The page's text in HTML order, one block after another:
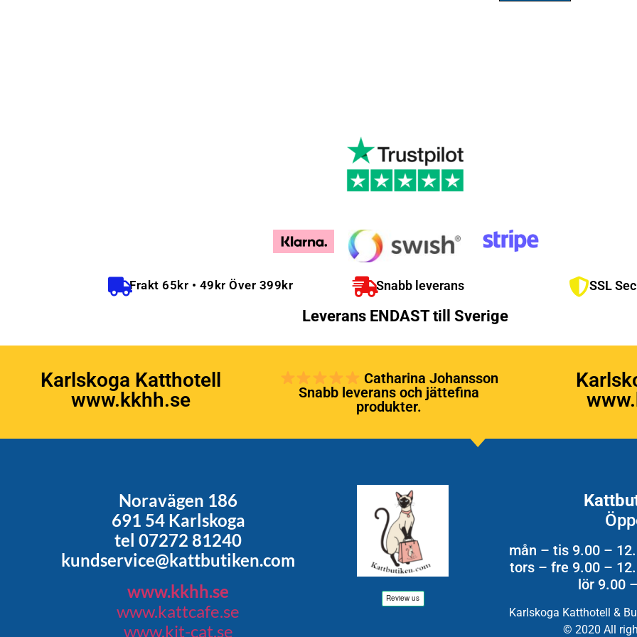
Frakt 65kr • 49kr Över 399kr Snabb leverans SSL
Leverans ENDAST till Sverige
Karlskoga Katthotell
www.kkhh.se
Catharina Johansson
Snabb leverans och jättefina
produkter.
Noravägen 186
691 54 Karlskoga
tel 07272 81240
kundservice@kattbutiken.com
www.kkhh.se
www.kattcafe.se
www.kit-cat.se
mån – tis 9.00 –
tors – fre 9.00 –
lör 9.00
Karlskoga Katthotell &
© 2020 All